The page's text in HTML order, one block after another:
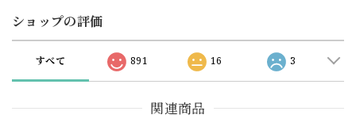
ショップの評価
すべて 891 16 3
関連商品